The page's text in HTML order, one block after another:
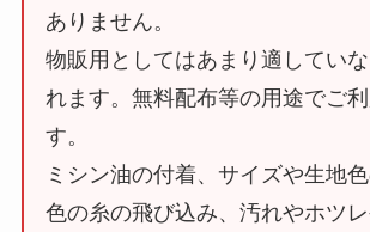
ありません。
物販用としてはあまり適してい
れます。無料配布等の用途でご
す。
ミシン油の付着、サイズや生地
色の糸の飛び込み、汚れやホツ